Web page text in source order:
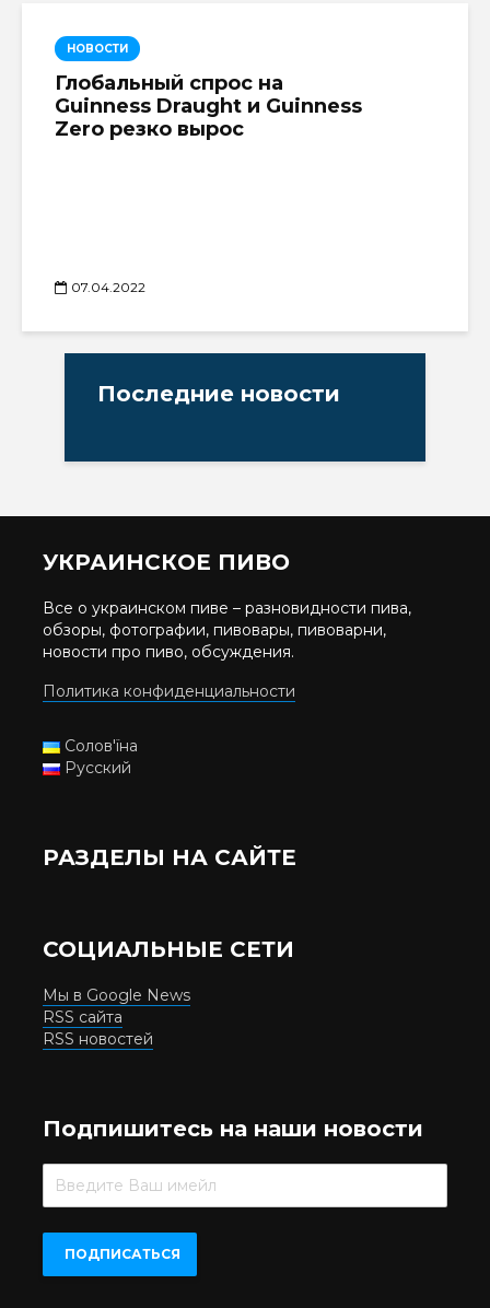
НОВОСТИ
Глобальный спрос на
Guinness Draught и Guinness
Zero резко вырос
07.04.2022
Последние новости
УКРАИНСКОЕ ПИВО
Все о украинском пиве – разновидности пива,
обзоры, фотографии, пивовары, пивоварни,
новости про пиво, обсуждения.
Политика конфиденциальности
Солов'їна
Русский
РАЗДЕЛЫ НА САЙТЕ
СОЦИАЛЬНЫЕ СЕТИ
Мы в Google News
RSS сайта
RSS новостей
Подпишитесь на наши новости